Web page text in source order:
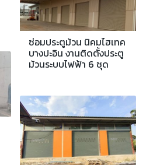
ซ่อมประตูม้วน นิคมไฮเทค
บางปะอิน งานติดตั้งประตู
ม้วนระบบไฟฟ้า 6 ชุด